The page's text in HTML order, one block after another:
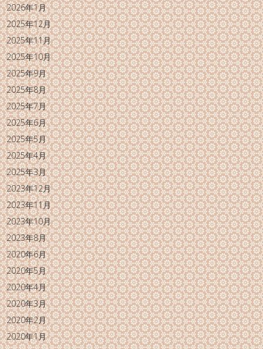
2026年1月
2025年12月
2025年11月
2025年10月
2025年9月
2025年8月
2025年7月
2025年6月
2025年5月
2025年4月
2025年3月
2023年12月
2023年11月
2023年10月
2023年8月
2020年6月
2020年5月
2020年4月
2020年3月
2020年2月
2020年1月